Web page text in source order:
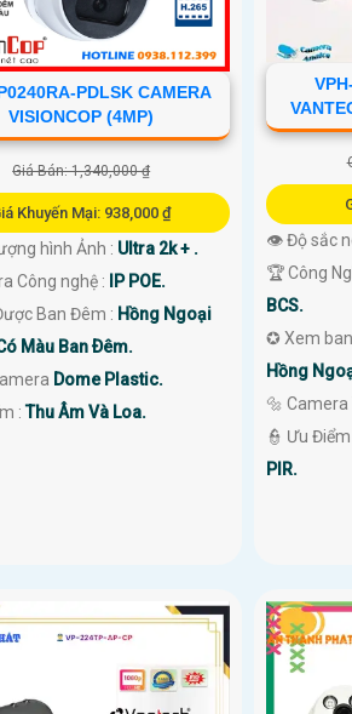
PDLSK CAMERA
VISIONCOP (4MP)
Giá Bán: 1,340,000 ₫
Khuyến Mại: 938,000 ₫
hình Ảnh : Ultra 2k + .
Công nghệ :
IP POE.
Ban Đêm : Hồng Ngoại
Màu Ban Ðêm.
Dome Plastic.
:Thu Âm Và Loa.
👁 Độ sắc
🏆 Công
BCS.
✪ Xem
Hồng
🔩
️👮 Ưu Điểm
PIR.